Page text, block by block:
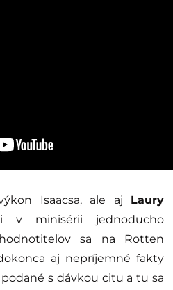
Isaacsa, ale aj Laury
v minisérii jednoducho
sa na Rotten
aj nepríjemné fakty
s dávkou citu a tu sa